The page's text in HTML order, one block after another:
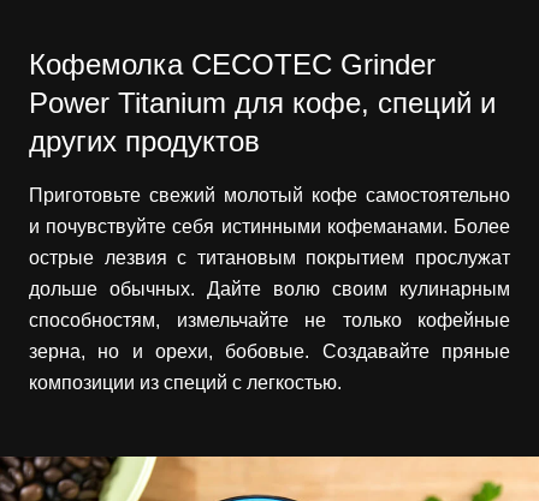
Кофемолка CECOTEC Grinder
Power Titanium для кофе, специй и
других продуктов
Приготовьте свежий молотый кофе самостоятельно
и почувствуйте себя истинными кофеманами. Более
острые лезвия с титановым покрытием прослужат
дольше обычных. Дайте волю своим кулинарным
способностям, измельчайте не только кофейные
зерна, но и орехи, бобовые. Создавайте пряные
композиции из специй с легкостью.